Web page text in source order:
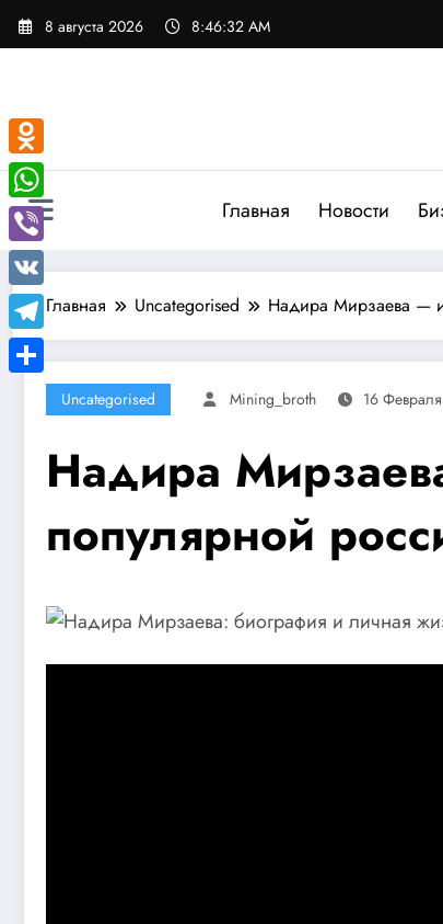
Перейти
8 августа 2026 8:46:33 AM
Главная Новости
Главная Uncategorised Надира Мирзаева —
Uncategorised Mining_broth 16
Надира
популярной
Odnoklassniki
WhatsApp
Viber
VK
Telegram
Отправить